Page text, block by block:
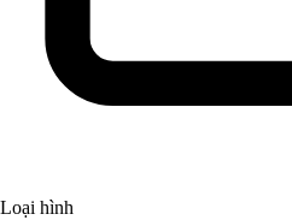
Loại hình